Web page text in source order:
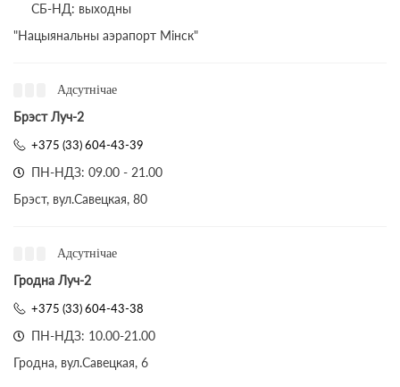
СБ-НД: выходны
"Нацыянальны аэрапорт Мінск"
Адсутнічае
Брэст Луч-2
+375 (33) 604-43-39
ПН-НДЗ: 09.00 - 21.00
Брэст, вул.Савецкая, 80
Адсутнічае
Гродна Луч-2
+375 (33) 604-43-38
ПН-НДЗ: 10.00-21.00
Гродна, вул.Савецкая, 6